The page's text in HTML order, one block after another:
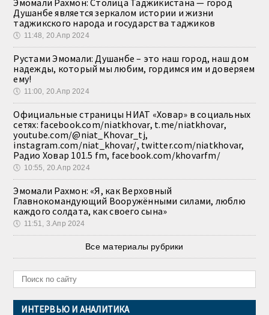
Эмомали Рахмон: Столица Таджикистана — город
Душанбе является зеркалом истории и жизни
таджикского народа и государства таджиков
🕔 11:48, 20.Апр 2024
Рустами Эмомали: Душанбе – это наш город, наш дом
надежды, который мы любим, гордимся им и доверяем
ему!
🕔 11:00, 20.Апр 2024
Официальные страницы НИАТ «Ховар» в социальных
сетях: facebook.com/niatkhovar, t.me/niatkhovar,
youtube.com/@niat_Khovar_tj,
instagram.com/niat_khovar/, twitter.com/niatkhovar,
Радио Ховар 101.5 fm, facebook.com/khovarfm/
🕔 10:55, 20.Апр 2024
Эмомали Рахмон: «Я, как Верховный
Главнокомандующий Вооружёнными силами, люблю
каждого солдата, как своего сына»
🕔 11:51, 3.Апр 2024
Все материалы рубрики
ИНТЕРВЬЮ И АНАЛИТИКА